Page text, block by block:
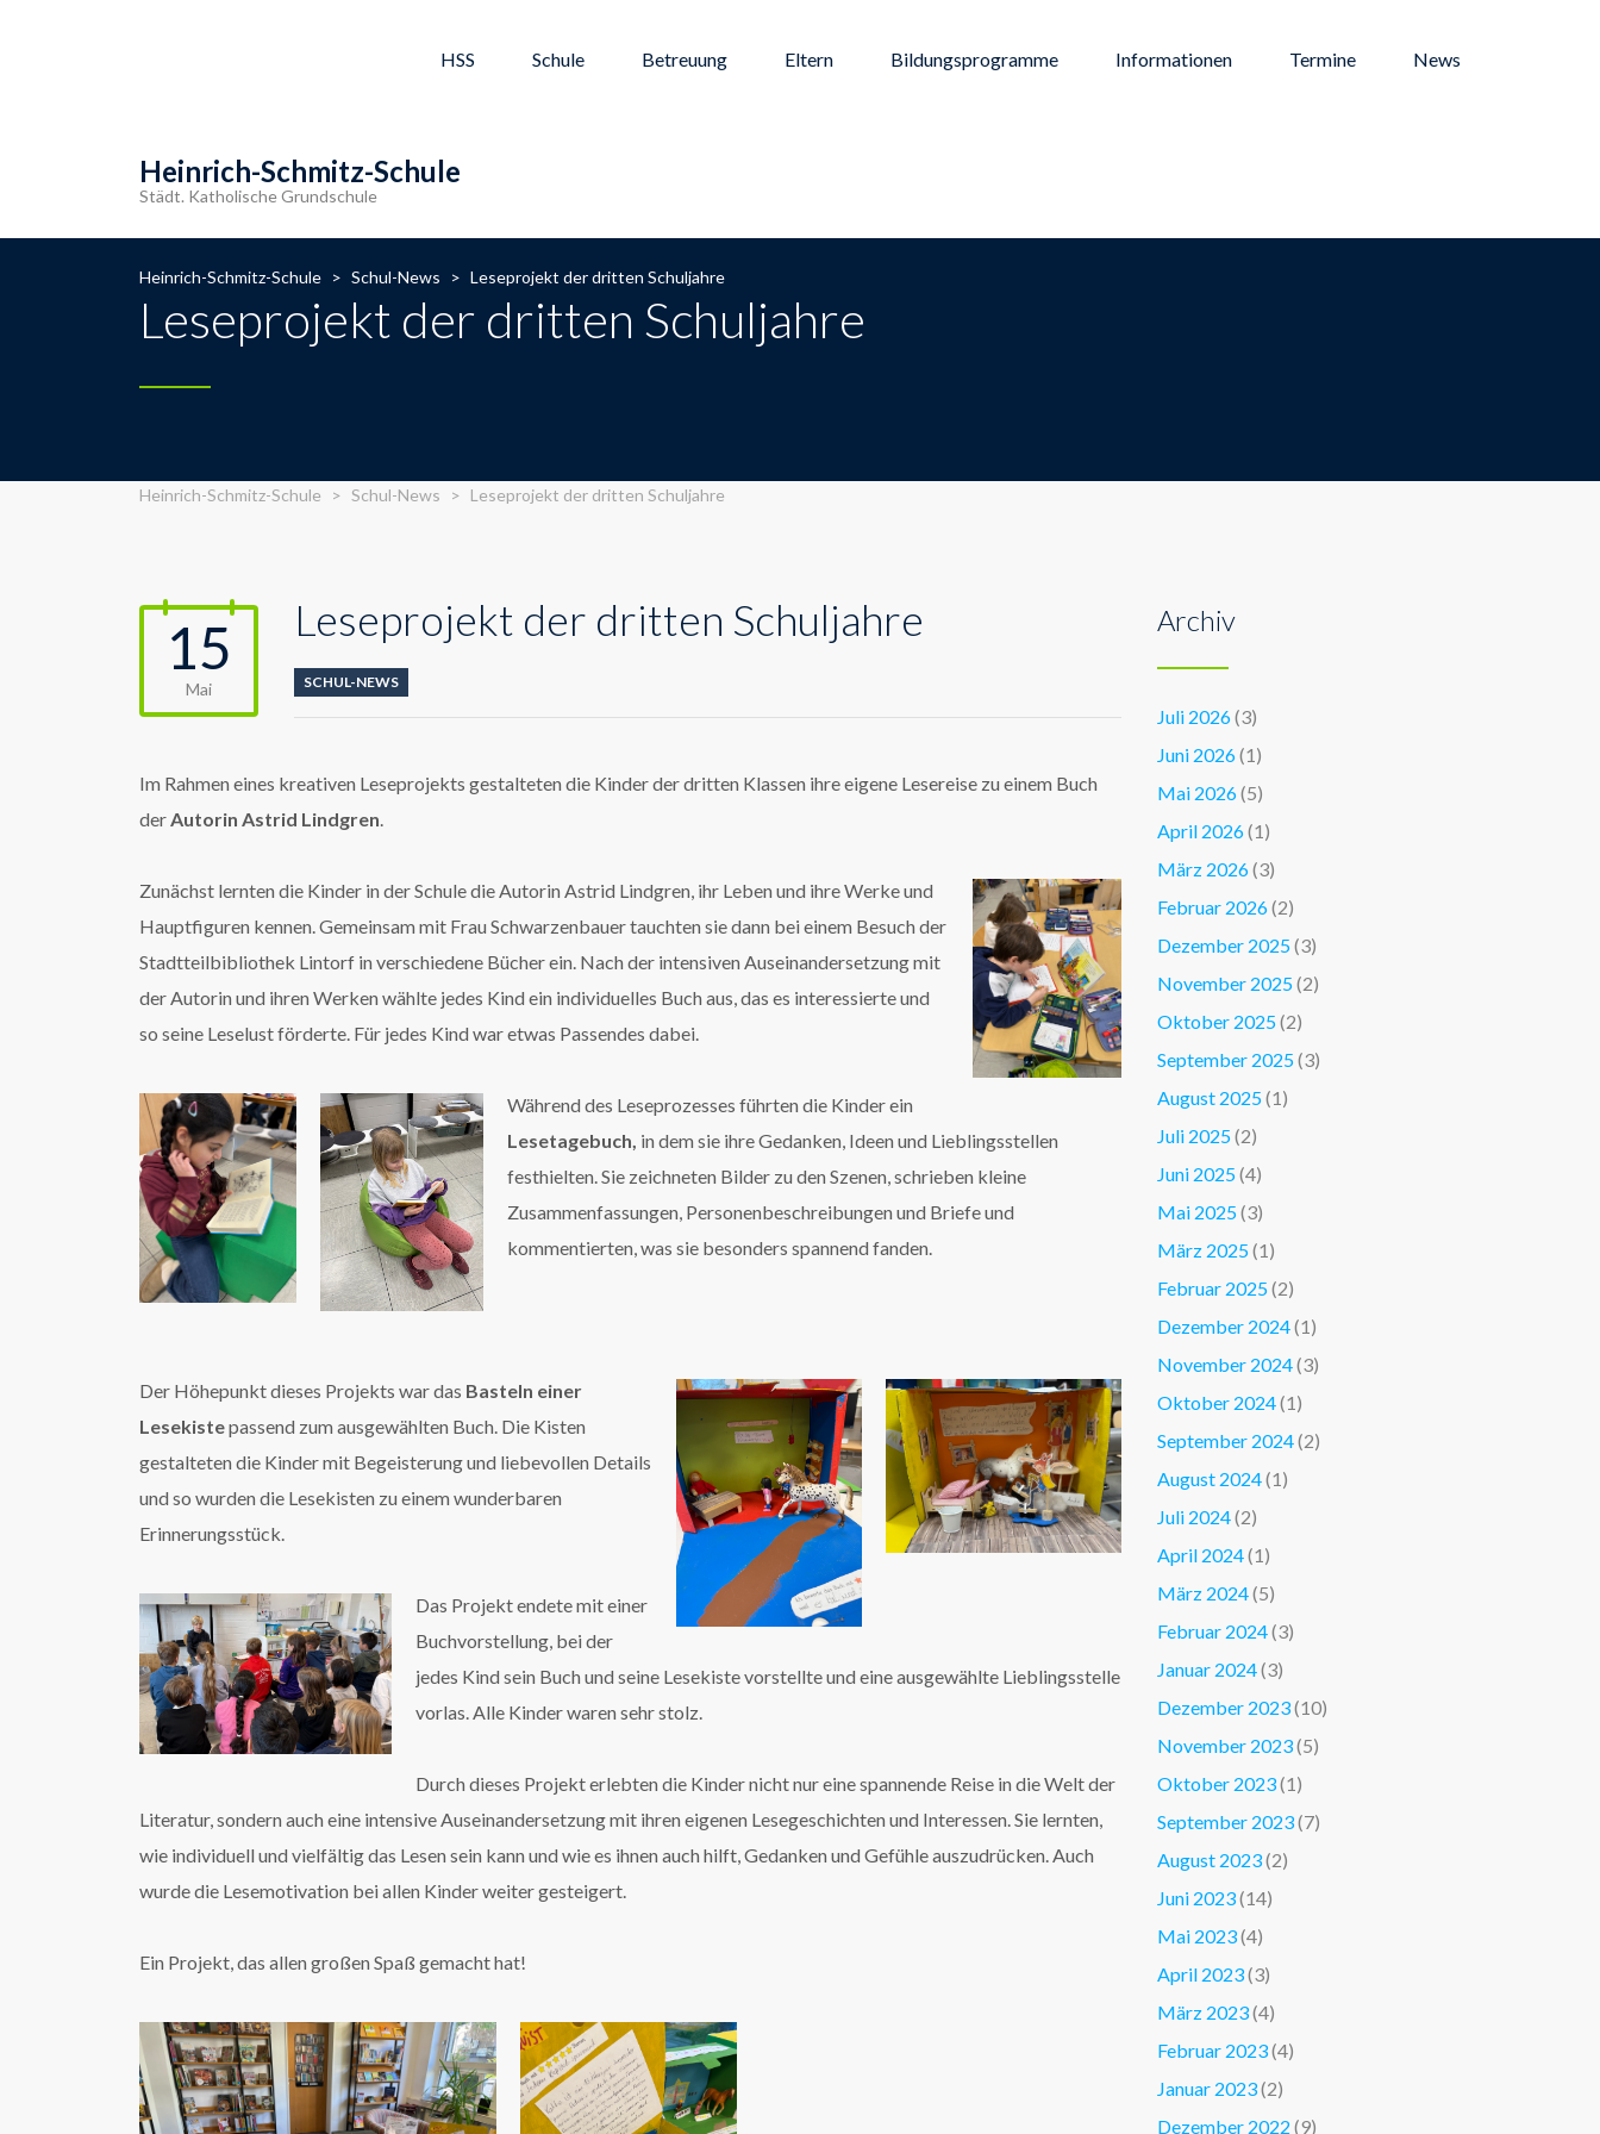
HSS Schule Betreuung Eltern Bildungsprogramme Informationen Termine News
Heinrich-Schmitz-Schule
Städt. Katholische Grundschule
Heinrich-Schmitz-Schule > Schul-News > Leseprojekt der dritten Schuljahre
Leseprojekt der dritten Schuljahre
Heinrich-Schmitz-Schule > Schul-News > Leseprojekt der dritten Schuljahre
15
Mai
Leseprojekt der dritten Schuljahre
SCHUL-NEWS
Im Rahmen eines kreativen Leseprojekts gestalteten die Kinder der dritten Klassen ihre eigene Lesereise zu einem Buch
derAutorin Astrid Lindgren.
Zunächst lernten die Kinder in der Schule die Autorin Astrid Lindgren, ihr Leben und ihre Werke und
Hauptfiguren kennen. Gemeinsam mit Frau Schwarzenbauer tauchten sie dann bei einem Besuch der
Stadtteilbibliothek Lintorf in verschiedene Bücher ein. Nach der intensiven Auseinandersetzung mit
der Autorin und ihren Werken wählte jedes Kind ein individuelles Buch aus, das es interessierte und
so seine Leselust förderte. Für jedes Kind war etwas Passendes dabei.
Während des Leseprozesses führten die Kinder ein
Lesetagebuch, in dem sie ihre Gedanken, Ideen und Lieblingsstellen
festhielten. Sie zeichneten Bilder zu den Szenen, schrieben kleine
Zusammenfassungen, Personenbeschreibungen und Briefe und
kommentierten, was sie besonders spannend fanden.
Der Höhepunkt dieses Projekts war das Basteln einer
Lesekistepassend zum ausgewählten Buch. Die Kisten
gestalteten die Kinder mit Begeisterung und liebevollen Details
und so wurden die Lesekisten zu einem wunderbaren
Erinnerungsstück.
Das Projekt endete mit einer
Buchvorstellung, bei der
jedes Kind sein Buch und seine Lesekiste vorstellte und eine ausgewählte Lieblingsstelle
vorlas. Alle Kinder waren sehr stolz.
Durch dieses Projekt erlebten die Kinder nicht nur eine spannende Reise in die Welt der
Literatur, sondern auch eine intensive Auseinandersetzung mit ihren eigenen Lesegeschichten und Interessen. Sie lernten,
wie individuell und vielfältig das Lesen sein kann und wie es ihnen auch hilft, Gedanken und Gefühle auszudrücken. Auch
wurde die Lesemotivation bei allen Kinder weiter gesteigert.
Ein Projekt, das allen großen Spaß gemacht hat!
Archiv
Juli 2026(3)
Juni 2026(1)
Mai 2026(5)
April 2026(1)
März 2026(3)
Februar 2026(2)
Dezember 2025(3)
November 2025(2)
Oktober 2025(2)
September 2025(3)
August 2025(1)
Juli 2025(2)
Juni 2025(4)
Mai 2025(3)
März 2025(1)
Februar 2025(2)
Dezember 2024(1)
November 2024(3)
Oktober 2024(1)
September 2024(2)
August 2024(1)
Juli 2024(2)
April 2024(1)
März 2024(5)
Februar 2024(3)
Januar 2024(3)
Dezember 2023(10)
November 2023(5)
Oktober 2023(1)
September 2023(7)
August 2023(2)
Juni 2023(14)
Mai 2023(4)
April 2023(3)
März 2023(4)
Februar 2023(4)
Januar 2023(2)
Dezember 2022 (9)